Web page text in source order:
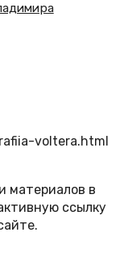
voltera.html
материалов в
ссылку